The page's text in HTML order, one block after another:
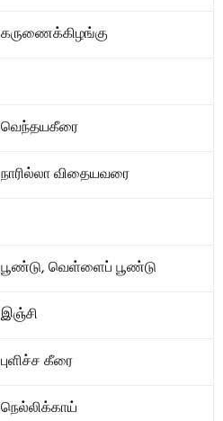
கருணைக்கிழங்கு
வெந்தயகீரை
நாரில்லா விதையவரை
பூண்டு, வெள்ளைப் பூண்டு
இஞ்சி
புளிச்ச கீரை
நெல்லிக்காய்